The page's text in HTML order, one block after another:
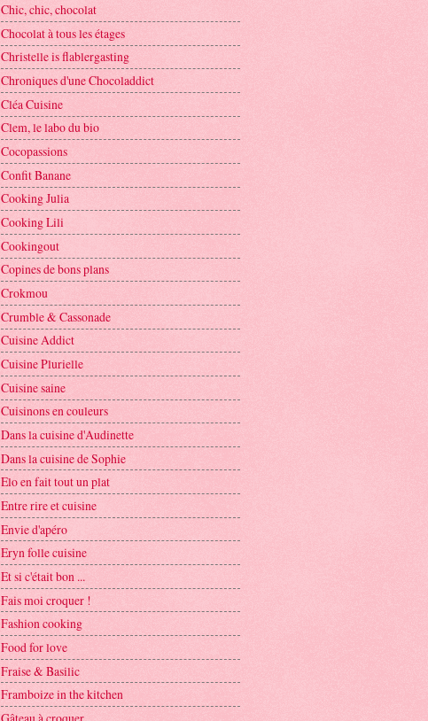
Chic, chic, chocolat
Chocolat à tous les étages
Christelle is flablergasting
Chroniques d'une Chocoladdict
Cléa Cuisine
Clem, le labo du bio
Cocopassions
Confit Banane
Cooking Julia
Cooking Lili
Cookingout
Copines de bons plans
Crokmou
Crumble & Cassonade
Cuisine Addict
Cuisine Plurielle
Cuisine saine
Cuisinons en couleurs
Dans la cuisine d'Audinette
Dans la cuisine de Sophie
Elo en fait tout un plat
Entre rire et cuisine
Envie d'apéro
Eryn folle cuisine
Et si c'était bon ...
Fais moi croquer !
Fashion cooking
Food for love
Fraise & Basilic
Framboize in the kitchen